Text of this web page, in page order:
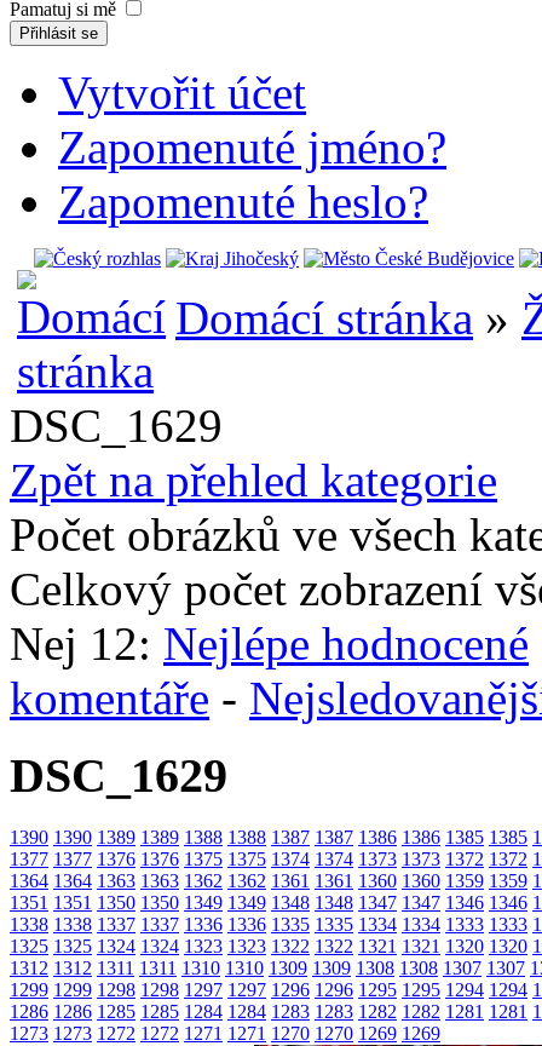
Pamatuj si mě
Přihlásit se
Vytvořit účet
Zapomenuté jméno?
Zapomenuté heslo?
Domácí stránka »
DSC_1629
Zpět na přehled kategorie
Počet obrázků ve všech
Celkový počet zobrazení
Nej 12: Nejlépe hodnocené
komentáře -
DSC_1629
1390 1390 1389 1389 1388 1388 1387 1387 1386 1386 1385 1385
1377 1377 1376 1376 1375 1375 1374 1374 1373 1373 1372 1372
1364 1364 1363 1363 1362 1362 1361 1361 1360 1360 1359 1359
1351 1351 1350 1350 1349 1349 1348 1348 1347 1347 1346 1346
1338 1338 1337 1337 1336 1336 1335 1335 1334 1334 1333 1333
1325 1325 1324 1324 1323 1323 1322 1322 1321 1321 1320 1320
1312 1312 1311 1311 1310 1310 1309 1309 1308 1308 1307 1307
1299 1299 1298 1298 1297 1297 1296 1296 1295 1295 1294 1294
1286 1286 1285 1285 1284 1284 1283 1283 1282 1282 1281 1281
1273 1273 1272 1272 1271 1271 1270 1270 1269 1269